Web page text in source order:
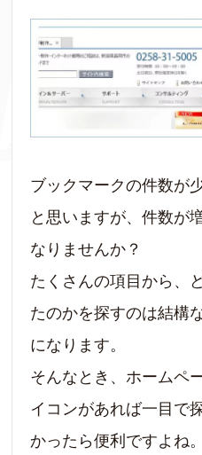
ブックマークの件数が
と思いますが、件数が
なりませんか？
たくさんの項目から、
たのかを探すのは結構
になります。
そんなとき、ホームペ
イコンがあれば一目で
かったら便利ですよね。